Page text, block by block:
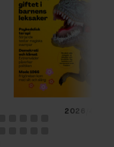
2026/4